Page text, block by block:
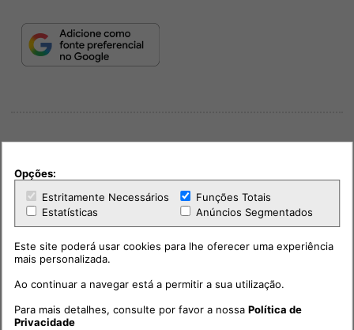
PUB
Opções:
Estritamente Necessários
Funções Totais
Estatísticas
Anúncios Segmentados
Este site poderá usar cookies para lhe oferecer uma experiência
mais personalizada.
Ao continuar a navegar está a permitir a sua utilização.
Para mais detalhes, consulte por favor a nossaPolítica de
Privacidade